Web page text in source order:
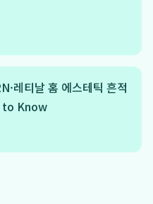
레티날 홈 에스테틱 흔적
to Know